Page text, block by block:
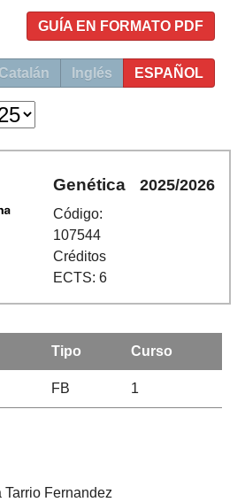
GUÍA EN FORMATO PDF
Catalán Inglés ESPAÑOL
Genética
Código:
107544
Créditos
ECTS: 6
2025/2026
Tipo Curso
FB 1
Tarrio Fernandez